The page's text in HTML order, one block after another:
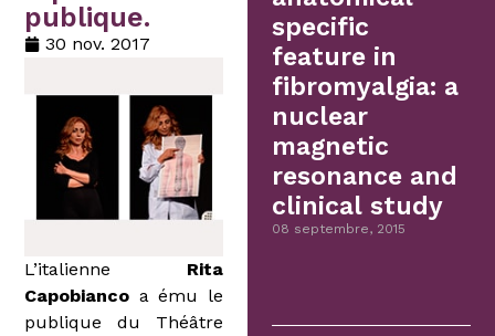
publique.
30 nov. 2017
L’italienne Rita
Capobianco a ému le
publique du Théâtre
specific
feature in
fibromyalgia: a
nuclear
magnetic
resonance and
clinical study
08 septembre, 2015